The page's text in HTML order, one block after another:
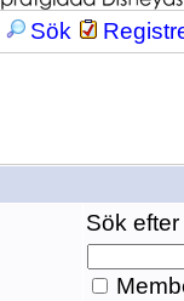
Sök
Sök